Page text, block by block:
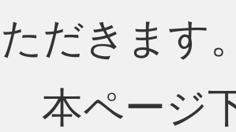
ただきます
本ページ